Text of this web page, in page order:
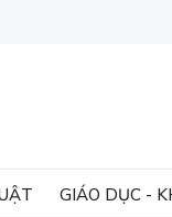
GIÁO DỤC -